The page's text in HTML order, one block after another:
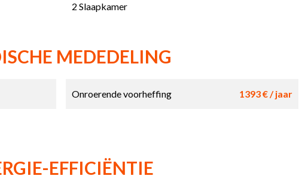
2 Slaapkamer
MEDEDELING
Onroerende voorheffing 1393 € / jaar
EFFICIËNTIE